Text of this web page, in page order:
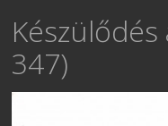
Készülődés
347)